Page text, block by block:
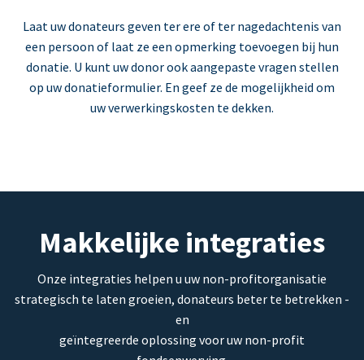
Laat uw donateurs geven ter ere of ter nagedachtenis van
een persoon of laat ze een opmerking toevoegen bij hun
donatie. U kunt uw donor ook aangepaste vragen stellen
op uw donatieformulier. En geef ze de mogelijkheid om
uw verwerkingskosten te dekken.
Makkelijke integraties
Onze integraties helpen u uw non-profitorganisatie
strategisch te laten groeien, donateurs beter te betrekken -
en
geïntegreerde oplossing voor uw non-profit